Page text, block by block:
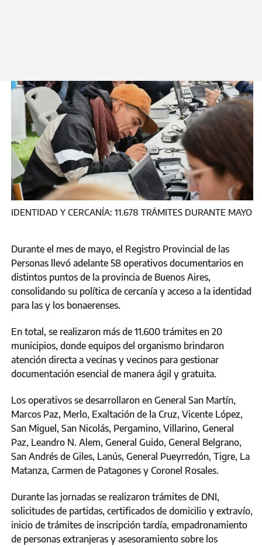
IDENTIDAD Y CERCANÍA: 11.678 TRÁMITES DURANTE MAYO
Durante el mes de mayo, el Registro Provincial de las
Personas llevó adelante 58 operativos documentarios en
distintos puntos de la provincia de Buenos Aires,
consolidando su política de cercanía y acceso a la identidad
para las y los bonaerenses.
En total, se realizaron más de 11.600 trámites en 20
municipios, donde equipos del organismo brindaron
atención directa a vecinas y vecinos para gestionar
documentación esencial de manera ágil y gratuita.
Los operativos se desarrollaron en General San Martín,
Marcos Paz, Merlo, Exaltación de la Cruz, Vicente López,
San Miguel, San Nicolás, Pergamino, Villarino, General
Paz, Leandro N. Alem, General Guido, General Belgrano,
San Andrés de Giles, Lanús, General Pueyrredón, Tigre, La
Matanza, Carmen de Patagones y Coronel Rosales.
Durante las jornadas se realizaron trámites de DNI,
solicitudes de partidas, certificados de domicilio y extravío,
inicio de trámites de inscripción tardía, empadronamiento
de personas extranjeras y asesoramiento sobre los